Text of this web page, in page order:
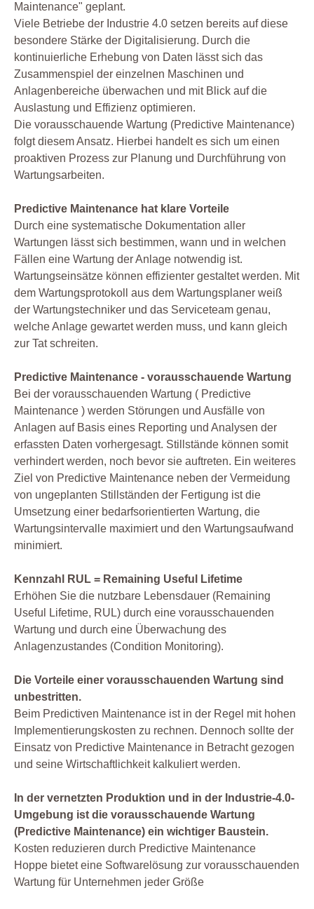
Maintenance" geplant.
Viele Betriebe der Industrie 4.0 setzen bereits auf diese
besondere Stärke der Digitalisierung. Durch die
kontinuierliche Erhebung von Daten lässt sich das
Zusammenspiel der einzelnen Maschinen und
Anlagenbereiche überwachen und mit Blick auf die
Auslastung und Effizienz optimieren.
Die vorausschauende Wartung (Predictive Maintenance)
folgt diesem Ansatz. Hierbei handelt es sich um einen
proaktiven Prozess zur Planung und Durchführung von
Wartungsarbeiten.
Predictive Maintenance hat klare Vorteile
Durch eine systematische Dokumentation aller
Wartungen lässt sich bestimmen, wann und in welchen
Fällen eine Wartung der Anlage notwendig ist.
Wartungseinsätze können effizienter gestaltet werden. Mit
dem Wartungsprotokoll aus dem Wartungsplaner weiß
der Wartungstechniker und das Serviceteam genau,
welche Anlage gewartet werden muss, und kann gleich
zur Tat schreiten.
Predictive Maintenance - vorausschauende Wartung
Bei der vorausschauenden Wartung ( Predictive
Maintenance ) werden Störungen und Ausfälle von
Anlagen auf Basis eines Reporting und Analysen der
erfassten Daten vorhergesagt. Stillstände können somit
verhindert werden, noch bevor sie auftreten. Ein weiteres
Ziel von Predictive Maintenance neben der Vermeidung
von ungeplanten Stillständen der Fertigung ist die
Umsetzung einer bedarfsorientierten Wartung, die
Wartungsintervalle maximiert und den Wartungsaufwand
minimiert.
Kennzahl RUL = Remaining Useful Lifetime
Erhöhen Sie die nutzbare Lebensdauer (Remaining
Useful Lifetime, RUL) durch eine vorausschauenden
Wartung und durch eine Überwachung des
Anlagenzustandes (Condition Monitoring).
Die Vorteile einer vorausschauenden Wartung sind
unbestritten.
Beim Predictiven Maintenance ist in der Regel mit hohen
Implementierungskosten zu rechnen. Dennoch sollte der
Einsatz von Predictive Maintenance in Betracht gezogen
und seine Wirtschaftlichkeit kalkuliert werden.
In der vernetzten Produktion und in der Industrie-4.0-
Umgebung ist die vorausschauende Wartung
(Predictive Maintenance) ein wichtiger Baustein.
Kosten reduzieren durch Predictive Maintenance
Hoppe bietet eine Softwarelösung zur vorausschauenden
Wartung für Unternehmen jeder Größe